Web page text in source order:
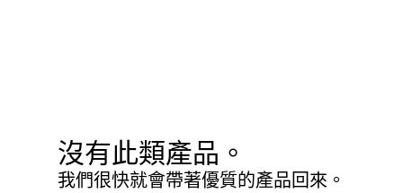
沒有此類產品。
我們很快就會帶著優質的產品回來。